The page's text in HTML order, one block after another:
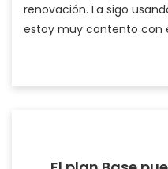
renovación. La sigo
estoy muy contento con